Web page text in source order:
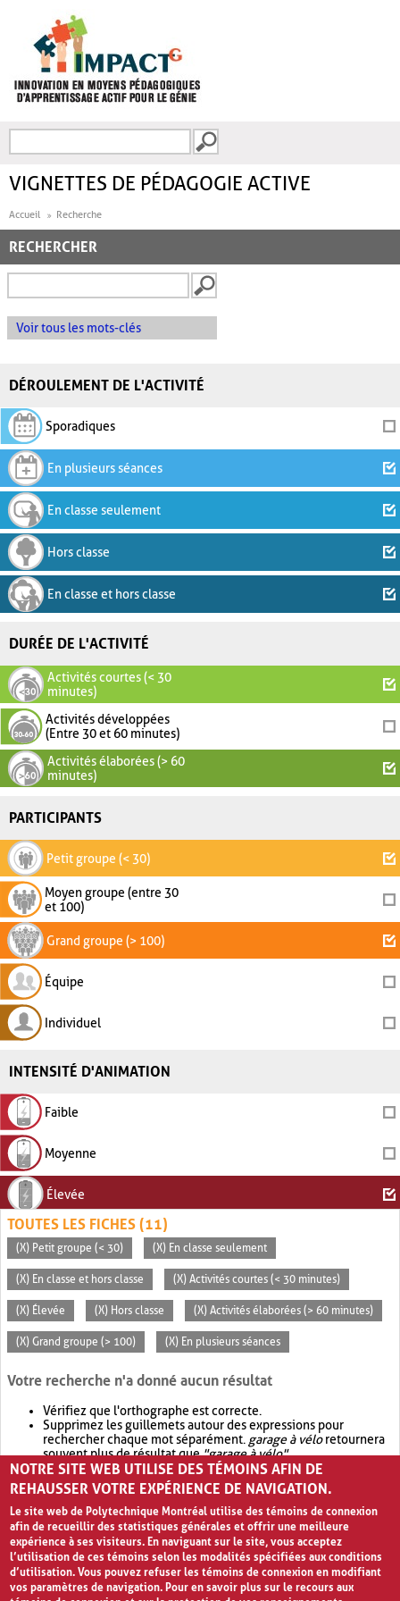
FORMULAIRE DE
VIGNETTES DE PÉDAGOGIE ACTIVE
Accueil Recherche
RECHERCHER
Voir tous les mots-clés
DÉROULEMENT DE L'ACTIVITÉ
Sporadiques
En plusieurs séances
En classe seulement
Hors classe
En classe et hors classe
DURÉE DE L'ACTIVITÉ
Activités courtes (< 30
minutes)
Activités développées
(Entre 30 et 60 minutes)
Activités élaborées (> 60
minutes)
PARTICIPANTS
Petit groupe (< 30)
Moyen groupe (entre 30
et 100)
Grand groupe (> 100)
Équipe
Individuel
INTENSITÉ D'ANIMATION
Faible
Moyenne
Élevée
TOUTES LES FICHES (11)
(X) Petit groupe (< 30) (X) En classe seulement
(X) En classe et hors classe (X) Activités courtes (< 30 minutes)
(X) Élevée (X) Hors classe (X) Activités élaborées (> 60 minutes)
(X) Grand groupe (> 100) (X) En plusieurs séances
Votre recherche n'a donné aucun résultat
Vérifiez que l'orthographe est correcte.
Supprimez les guillemets autour des expressions pour
rechercher chaque mot séparément. garage à véloretournera
souvent plus de résultat que"garage à vélo".
Envisagez d'élargir votre recherche avec OR.garage OR vélo
retournera souvent plus de résultat quegarage à vélo
NOTRE SITE WEB UTILISE DES TÉMOINS AFIN DE
REHAUSSER VOTRE EXPÉRIENCE DE NAVIGATION.
Le site web de Polytechnique Montréal utilise des témoins de connexion
afin de recueillir des statistiques générales et offrir une meilleure
expérience à ses visiteurs. En naviguant sur le site, vous acceptez
l’utilisation de ces témoins selon les modalités spécifiées aux conditions
d’utilisation. Vous pouvez refuser les témoins de connexion en modifiant
vos paramètres de navigation. Pour en savoir plus sur le recours aux